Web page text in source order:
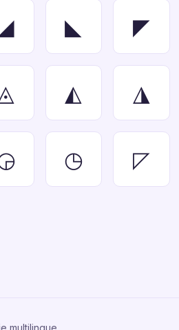
◢ ◣ ◤
◭ ◮
◷ ◸
multilingue